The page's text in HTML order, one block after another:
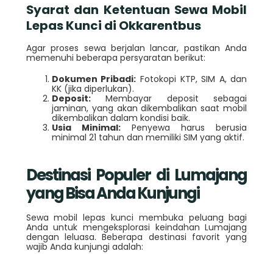
Syarat dan Ketentuan Sewa Mobil
Lepas Kunci di Okkarentbus
Agar proses sewa berjalan lancar, pastikan Anda
memenuhi beberapa persyaratan berikut:
Dokumen Pribadi: Fotokopi KTP, SIM A, dan
KK (jika diperlukan).
Deposit:Membayar deposit sebagai
jaminan, yang akan dikembalikan saat mobil
dikembalikan dalam kondisi baik.
Usia Minimal:Penyewa harus berusia
minimal 21 tahun dan memiliki SIM yang aktif.
Destinasi Populer di Lumajang
yang Bisa Anda Kunjungi
Sewa mobil lepas kunci membuka peluang bagi
Anda untuk mengeksplorasi keindahan Lumajang
dengan leluasa. Beberapa destinasi favorit yang
wajib Anda kunjungi adalah: